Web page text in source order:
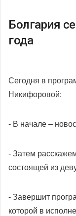
Болгария
года
Сегодня в
Никифоровой:
- В начале –
- Затем
состоящей из
- Завершит
которой в